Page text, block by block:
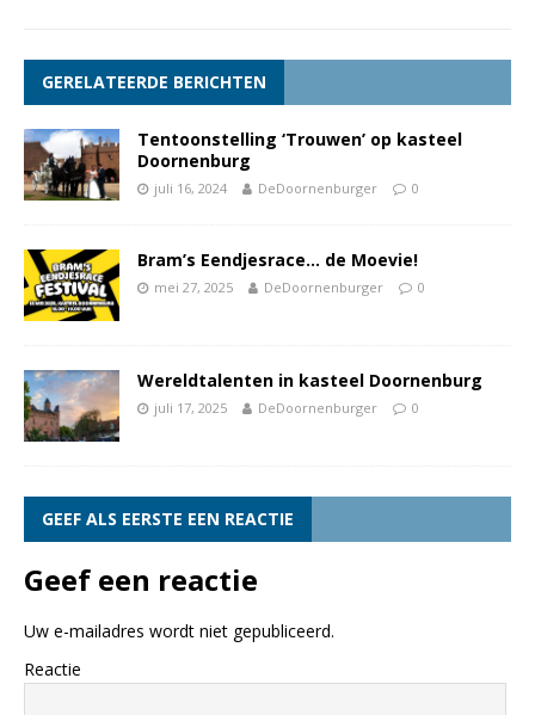
GERELATEERDE BERICHTEN
Tentoonstelling ‘Trouwen’ op kasteel
Doornenburg
juli 16, 2024 DeDoornenburger 0
Bram’s Eendjesrace… de Moevie!
mei 27, 2025 DeDoornenburger 0
Wereldtalenten in kasteel Doornenburg
juli 17, 2025 DeDoornenburger 0
GEEF ALS EERSTE EEN REACTIE
Geef een reactie
Uw e-mailadres wordt niet gepubliceerd.
Reactie